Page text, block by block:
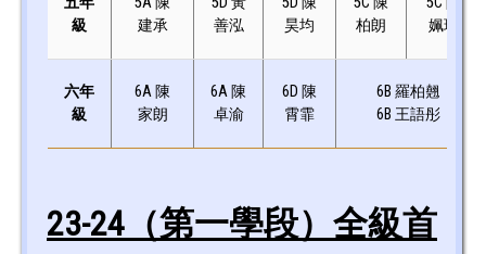
級
建承
善泓
昊均
柏朗
姵琦
六年
級
6A 陳
家朗
6A 陳
卓渝
6D 陳
霄霏
6B 羅柏翹
6B 王語彤
23-24（第一學段）全級首